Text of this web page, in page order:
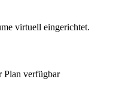
virtuell eingerichtet.
Plan verfügbar